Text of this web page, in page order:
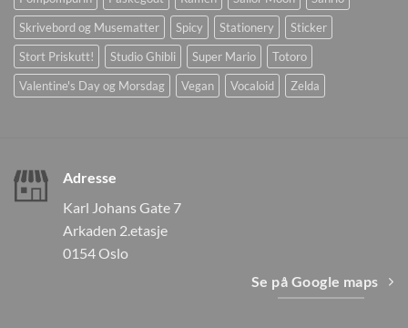
Skrivebord og Musematter
Spicy Stationery
Sticker
Stort Priskutt!
Studio Ghibli Super Mario
Totoro
Valentine's Day og Morsdag
Vegan Vocaloid Zelda
Adresse
Karl Johans Gate 7
Arkaden 2.etasje
0154 Oslo
Se på Google maps